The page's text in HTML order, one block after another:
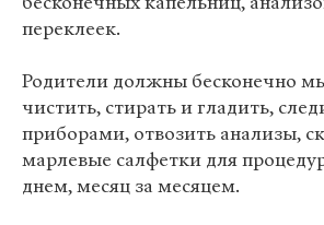
переклеек.
Родители должны бесконечно
чистить, стирать и гладить,
приборами, отвозить анализы,
марлевые салфетки для
днем, месяц за месяцем.